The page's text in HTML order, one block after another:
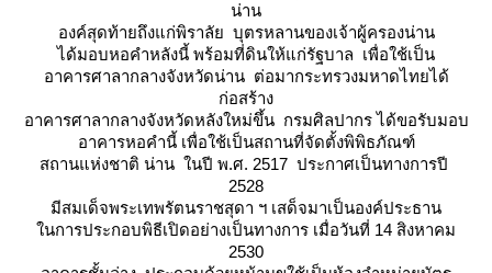
น่าน
องค์สุดท้ายถึงแก่พิราลัย บุตรหลานของเจ้าผู้ครองน่าน
ได้มอบหอคำหลังนี้ พร้อมที่ดินให้แก่รัฐบาล เพื่อใช้เป็น
อาคารศาลากลางจังหวัดน่าน ต่อมากระทรวงมหาดไทยได้
ก่อสร้าง
อาคารศาลากลางจังหวัดหลังใหม่ขึ้น กรมศิลปากร ได้ขอรับมอบ
อาคารหอคำนี้ เพื่อใช้เป็นสถานที่จัดตั้งพิพิธภัณฑ์
สถานแห่งชาติ น่าน ในปี พ.ศ. 2517 ประกาศเป็นทางการปี
2528
มีสมเด็จพระเทพรัตนราชสุดา ฯ เสด็จมาเป็นองค์ประธาน
นการประกอบพิธีเปิดอย่างเป็นทางการ เมื่อวันที่ 14 สิงหาคม
2530